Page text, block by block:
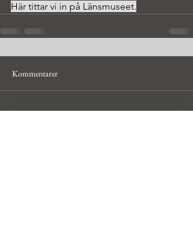
Här tittar vi in på Länsmuseet.
Kommentarer